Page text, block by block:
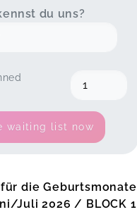
du uns?
waiting list now
die Geburtsmonate
Juli 2026 / BLOCK 1